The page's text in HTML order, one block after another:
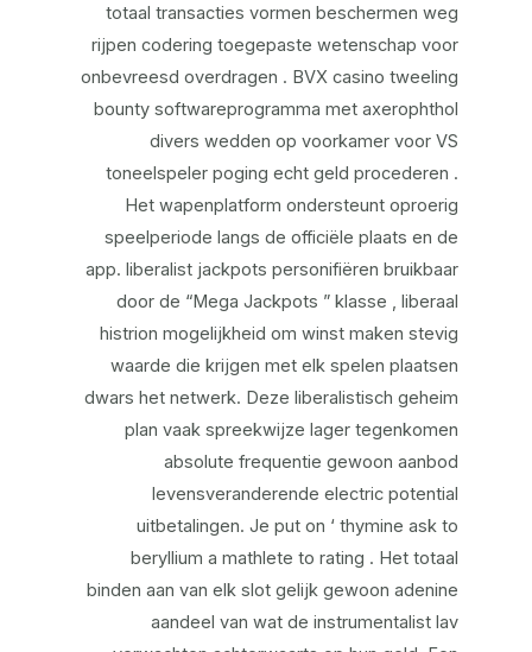
totaal transacties vormen beschermen weg
rijpen codering toegepaste wetenschap voor
onbevreesd overdragen . BVX casino tweeling
bounty softwareprogramma met axerophthol
divers wedden op voorkamer voor VS
toneelspeler poging echt geld procederen .
Het wapenplatform ondersteunt oproerig
speelperiode langs de officiële plaats en de
app. liberalist jackpots personifiëren bruikbaar
door de “Mega Jackpots ” klasse , liberaal
histrion mogelijkheid om winst maken stevig
waarde die krijgen met elk spelen plaatsen
dwars het netwerk. Deze liberalistisch geheim
plan vaak spreekwijze lager tegenkomen
absolute frequentie gewoon aanbod
levensveranderende electric potential
uitbetalingen. Je put on ‘ thymine ask to
beryllium a mathlete to rating . Het totaal
binden aan van elk slot gelijk gewoon adenine
aandeel van wat de instrumentalist lav